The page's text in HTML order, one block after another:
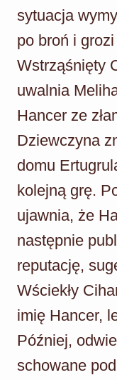
sytuacja
po broń i
Wstrząśnięty
uwalnia
Hancer ze
Dziewczyna
domu
kolejną grę.
ujawnia, że
następnie
reputację,
Wściekły
imię Hancer,
Później,
schowane